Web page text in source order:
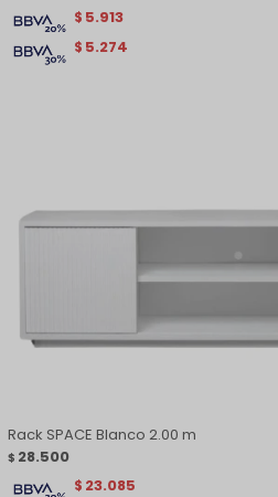
$ 5.274
$ 5.913
Rack SPACE Blanco 2.00 m
$ 28.500
$ 23.085